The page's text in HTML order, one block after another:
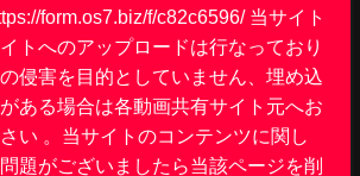
form.os7.biz/f/c82c6596/ 当サイト
トへのアップロードは行なっており
侵害を目的としていません、埋め込
ある場合は各動画共有サイト元へお
い 。当サイトのコンテンツに関し
題がございましたら当該ページを削